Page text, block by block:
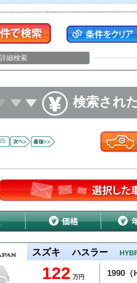
詳細検索
検索され
スズキ ハスラー
122 万円 1990（